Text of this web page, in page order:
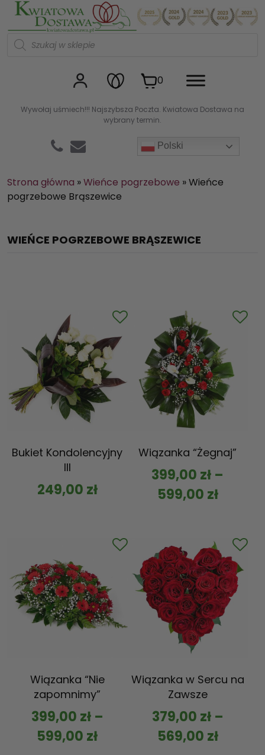
Wywołaj uśmiech!!! Najszybsza Poczta. Kwiatowa Dostawa na
wybrany termin.
Polski
Kwiaciarnia internetowa
W
d
u
k
0
Strona główna »Wieńce pogrzebowe »Wieńce
pogrzebowe Brąszewice
WIEŃCE POGRZEBOWE BRĄSZEWICE
Bukiet Kondolencyjny
III
249,00 zł
Wiązanka “Żegnaj”
399,00 zł –
599,00 zł
Wiązanka “Nie
zapomnimy”
399,00 zł–
599,00 zł
Wiązanka w Sercu na
Zawsze
379,00 zł–
569,00 zł